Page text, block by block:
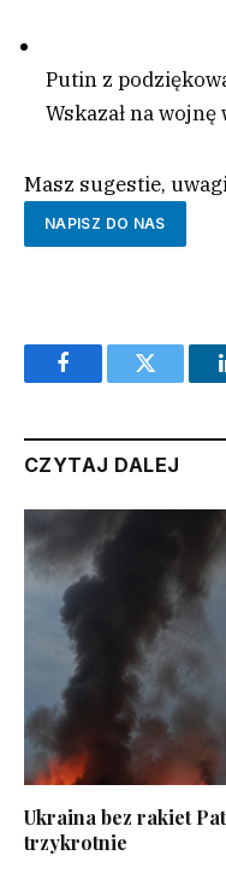
Putin z
Wskazał na
Masz sugestie,
NAPISZ DO NAS
FacebookTwitter
CZYTAJ DALEJ
Ukraina bez rakiet
trzykrotnie